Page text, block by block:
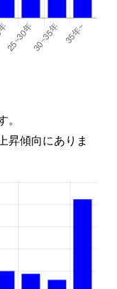
昇傾向にありま